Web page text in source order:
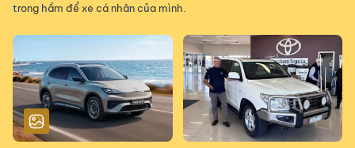
trong hầm để xe cá nhân của mình.